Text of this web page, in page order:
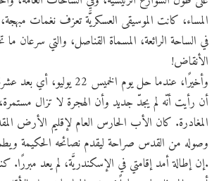
المساء، كانت الموسيقى العسكريَّة تعزف نغمات
في الساحة الرائعة، المسماة القناصل، والتي سرعان
الأنقاض!
وأخيرًا، عندما حل يوم الخميس
أن رأيت أنّه لم يجدّ جديد وأن الهجرة لا تزال
المغادرة. كان الأب الحارس العام لإقليم الأرض
وصوله من القدس صراحة ليقدم نصائحه الحكيمة
.إن إطالة أمد إقامتي في الإسكندريَّة، لم يعد